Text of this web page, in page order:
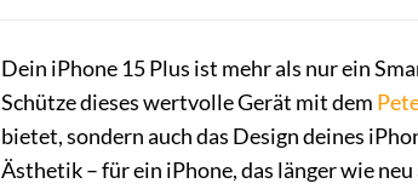
Dein iPhone 15 Plus ist mehr als nur ein
Schütze dieses wertvolle Gerät mit dem
bietet, sondern auch das Design deines
Ästhetik – für ein iPhone, das länger wie neu